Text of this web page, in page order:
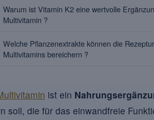
Warum ist Vitamin K2 eine wertvolle
Multivitamin ?
Welche Pflanzenextrakte können die
Multivitamins bereichern ?
ist ein
soll, die für das einwandfreie